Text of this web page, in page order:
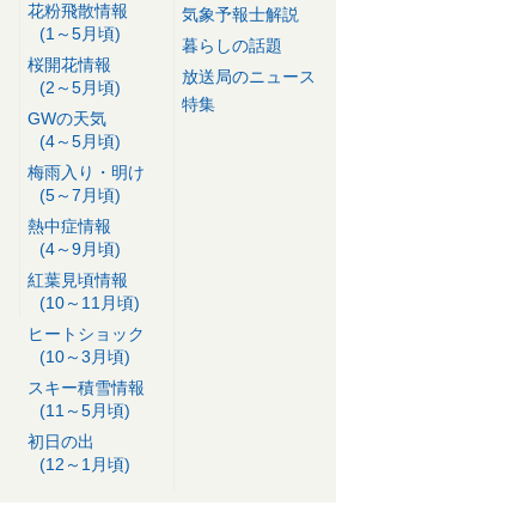
花粉飛散情報
(1～5月頃)
桜開花情報
(2～5月頃)
GWの天気
(4～5月頃)
梅雨入り・明け
(5～7月頃)
熱中症情報
(4～9月頃)
紅葉見頃情報
(10～11月頃)
ヒートショック
(10～3月頃)
スキー積雪情報
(11～5月頃)
初日の出
(12～1月頃)
気象予報士解説
暮らしの話題
放送局のニュース
特集